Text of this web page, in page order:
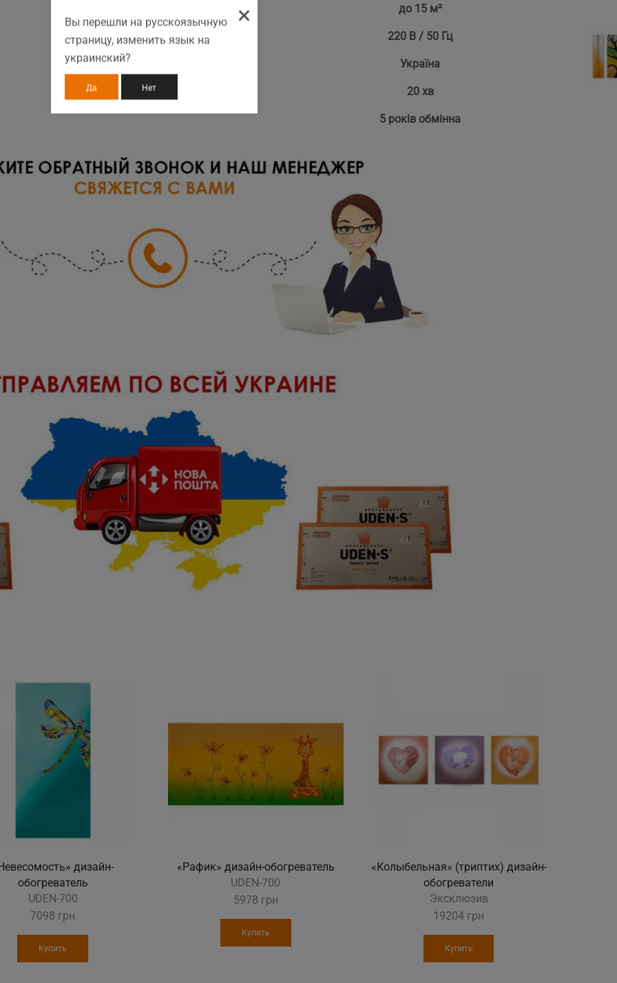
до 15 м²
220 В / 50 Гц
Україна
20 хв
5 років обмінна
дизайн-
обогреватель
UDEN-700
7098 грн
Купить
«Рафик» дизайн-обогреватель
UDEN-700
5978 грн
Купить
«Колыбельная» (триптих) дизайн-
обогреватели
Эксклюзив
19204 грн
Купить
×
Вы перешли на русскоязычную
страницу, изменить язык на
украинский?
Да Нет